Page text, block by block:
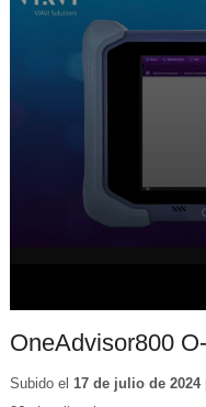
OneAdvisor800
Subido el 17 de julio de 2024